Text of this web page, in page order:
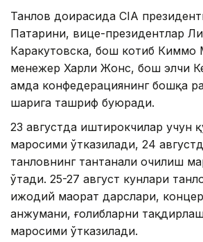
Танлов доирасида CIA
Патарини, вице-президентлар
Каракутовска, бош котиб Киммо
менежер Харли Жонс, бош элчи
ҳамда конфедерациянинг бошқа
шаҳрига ташриф буюради.
23 августда иштирокчилар учун
маросими ўтказилади, 24
танловнинг тантанали очилиш
ўтади. 25-27 август кунлари
ижодий маҳорат дарслари,
анжумани, ғолибларни
маросими ўтказилади.